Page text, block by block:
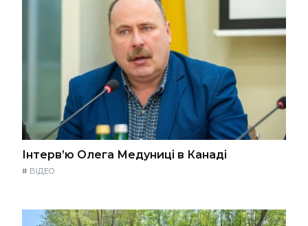
Інтерв’ю Олега Медуниці в Канаді
# ВІДЕО